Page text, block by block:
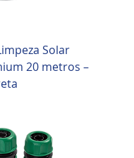
Solar
20 metros –